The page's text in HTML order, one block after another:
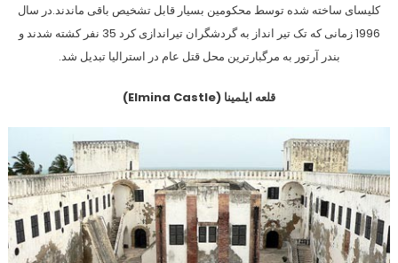
کلیسای ساخته شده توسط محکومین بسیار قابل تشخیص باقی ماندند.در سال
1996 زمانی که تک تیر انداز به گردشگران تیراندازی کرد 35 نفر کشته شدند و
بندر آرتور به مرگبارترین محل قتل عام در استرالیا تبدیل شد.
قلعه ایلمینا (Elmina Castle)